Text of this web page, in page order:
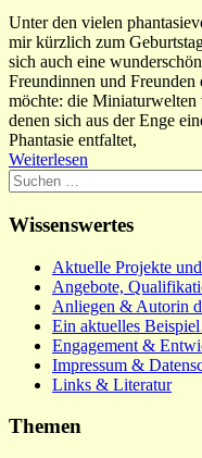
Unter den vielen
mir kürzlich zum
sich auch eine
Freundinnen und Freunden
möchte: die
denen sich aus der Enge
Phantasie entfaltet,
Weiterlesen
Suchen
nach:
Wissenswertes
Aktuelle Projekte
Angebote,
Anliegen & Autorin
Ein aktuelles
Engagement &
Impressum &
Links & Literatur
Themen